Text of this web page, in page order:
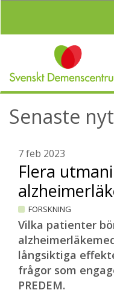
l
Senaste
7 feb 2023
Flera
FORSKNING
Vilka patienter
långsiktiga
frågor som
PREDEM.